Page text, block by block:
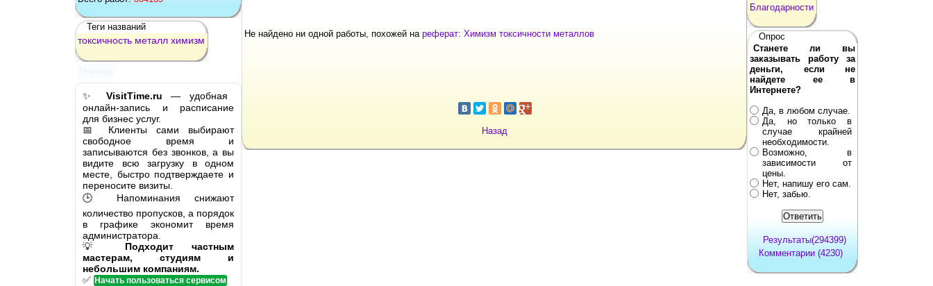
Теги названий
токсичность металл химизм
✨ VisitTime.ru — удобная
онлайн-запись и расписание
для бизнес услуг.
📅 Клиенты сами выбирают
свободное время и
записываются без звонков, а вы
видите всю загрузку в одном
месте, быстро подтверждаете и
переносите визиты.
🕒 Напоминания снижают
количество пропусков, а порядок
в графике экономит время
администратора.
💡 Подходит частным
мастерам, студиям и
небольшим компаниям.
✅ Начать пользоваться сервисом
Не найдено ни одной работы, похожей на реферат: Химизм токсичности металлов
Назад
Благодарности
Опрос
Станете ли вы
заказывать работу за
деньги, если не
найдете ее в
Интернете?
Да, в любом случае.
Да, но только в
случае крайней
необходимости.
Возможно, в
зависимости от
цены.
Нет, напишу его сам.
Нет, забью.
Результаты(294399)
Комментарии (4230)